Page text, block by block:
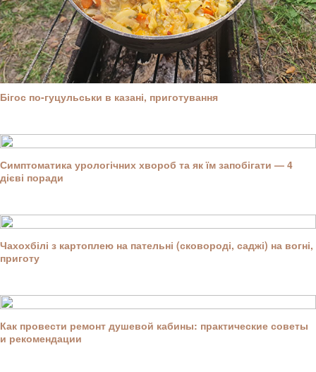
Бігос по-гуцульськи в казані, приготування
Симптоматика урологічних хвороб та як їм запобігати — 4
дієві поради
Чахохбілі з картоплею на пательні (сковороді, саджі) на вогні,
приготу
Как провести ремонт душевой кабины: практические советы
и рекомендации